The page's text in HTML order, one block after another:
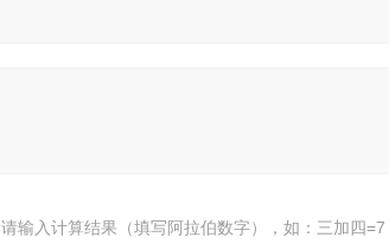
请输入计算结果（填写阿拉伯数字），如：三加四=7